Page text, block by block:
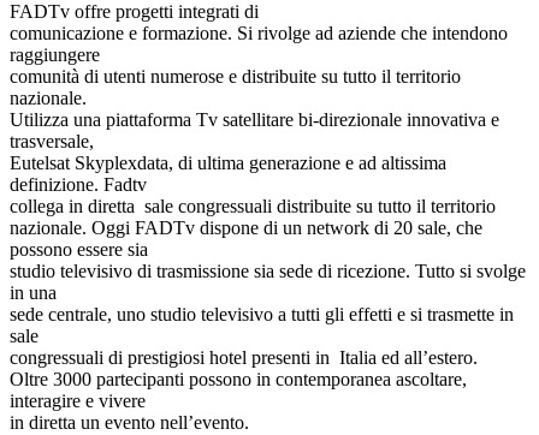
FADTv offre progetti integrati di
comunicazione e formazione. Si rivolge ad aziende che intendono
raggiungere
comunità di utenti numerose e distribuite su tutto il territorio
nazionale.
Utilizza una piattaforma Tv satellitare bi-direzionale innovativa e
trasversale,
Eutelsat Skyplexdata, di ultima generazione e ad altissima
definizione. Fadtv
collega in diretta sale congressuali distribuite su tutto il territorio
nazionale. Oggi FADTv dispone di un network di 20 sale, che
possono essere sia
studio televisivo di trasmissione sia sede di ricezione. Tutto si svolge
in una
sede centrale, uno studio televisivo a tutti gli effetti e si trasmette in
sale
congressuali di prestigiosi hotel presenti in Italia ed all’estero.
Oltre 3000 partecipanti possono in contemporanea ascoltare,
interagire e vivere
in diretta un evento nell’evento.